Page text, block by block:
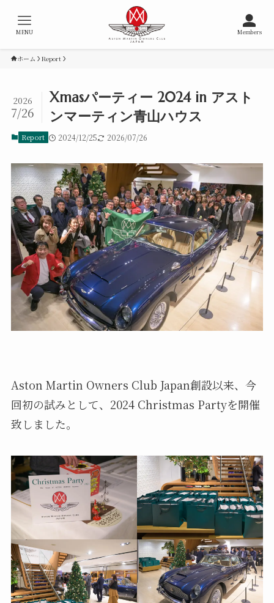
Members
MENU
ホーム Report
Xmasパーティー 2024 in アスト
ンマーティン青山ハウス
2026
7/26
Report 2024/12/25 2026/07/26
Aston Martin Owners Club Japan創設以来、今
回初の試みとして、2024 Christmas Partyを開催
致しました。